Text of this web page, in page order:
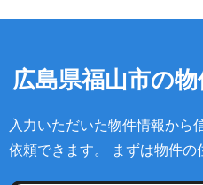
広島県福山市の物
入力いただいた物件情報から
依頼できます。 まずは物件の